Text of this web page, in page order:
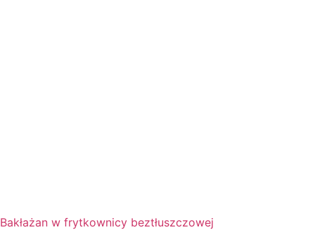
Bakłażan w frytkownicy beztłuszczowej